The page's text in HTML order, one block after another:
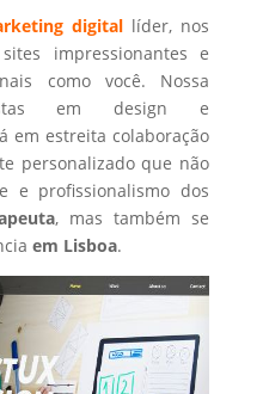
digital líder, nos
impressionantes e
como você. Nossa
em design e
em estreita colaboração
personalizado que não
e profissionalismo dos
, mas também se
em Lisboa.